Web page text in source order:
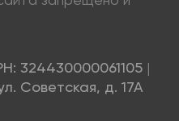
324430000061105
Советская, д. 17А